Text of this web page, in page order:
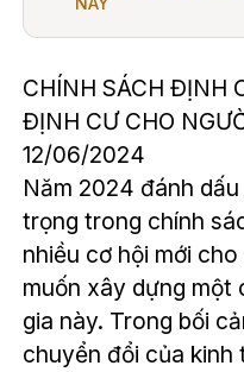
CHÍNH SÁCH ĐỊNH
ĐỊNH CƯ CHO
12/06/2024
Năm 2024 đánh
trọng trong chính
nhiều cơ hội mới
muốn xây dựng một
gia này. Trong bối
chuyển đổi của kinh